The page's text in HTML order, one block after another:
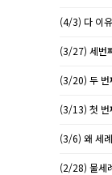
(4/3) 다 이
(3/27) 세번
(3/20) 두 번
(3/13) 첫 번
(3/6) 왜 세
(2/28) 물세